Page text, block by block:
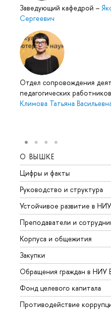
Заведующий кафедрой –
Сергеевич
Отдел сопровождения
педагогических
Климова Татьяна
О ВЫШКЕ
Цифры и факты
Руководство и структура
Устойчивое развитие в
Преподаватели и
Корпуса и общежития
Закупки
Обращения граждан в
Фонд целевого капитала
Противодействие